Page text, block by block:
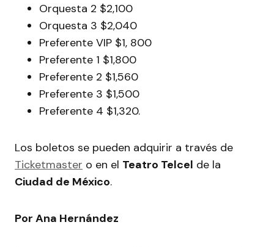
Orquesta 2 $2,100
Orquesta 3 $2,040
Preferente VIP $1, 800
Preferente 1 $1,800
Preferente 2 $1,560
Preferente 3 $1,500
Preferente 4 $1,320.
Los boletos se pueden adquirir a través de
Ticketmaster o en el Teatro Telcel de la
Ciudad de México.
Por Ana Hernández